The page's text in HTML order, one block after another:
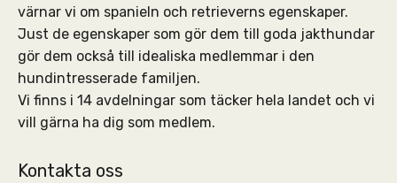
värnar vi om spanieln och retrieverns egenskaper.
Just de egenskaper som gör dem till goda jakthundar
gör dem också till idealiska medlemmar i den
hundintresserade familjen.
Vi finns i 14 avdelningar som täcker hela landet och vi
vill gärna ha dig som medlem.
Kontakta oss